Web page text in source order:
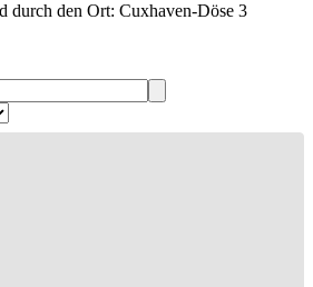
durch den Ort: Cuxhaven-Döse 3